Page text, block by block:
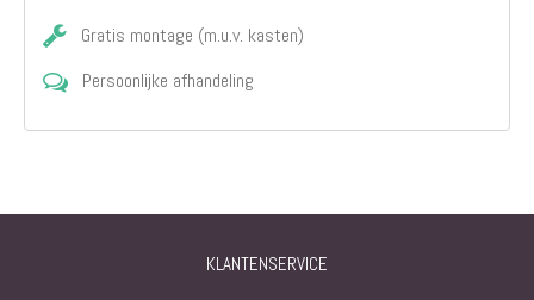
Gratis montage (m.u.v. kasten)
Persoonlijke afhandeling
KLANTENSERVICE